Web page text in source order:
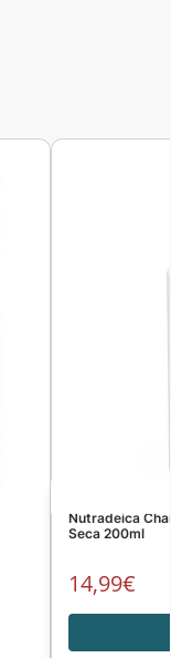
Nutradeica
Seca 200ml
14,99€